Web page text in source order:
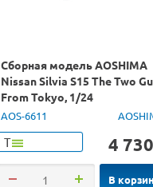
Сборная модель AOSHIMA
Nissan Silvia S15 The Two
From Tokyo, 1/24
AOS-6611
Т 4 730
В